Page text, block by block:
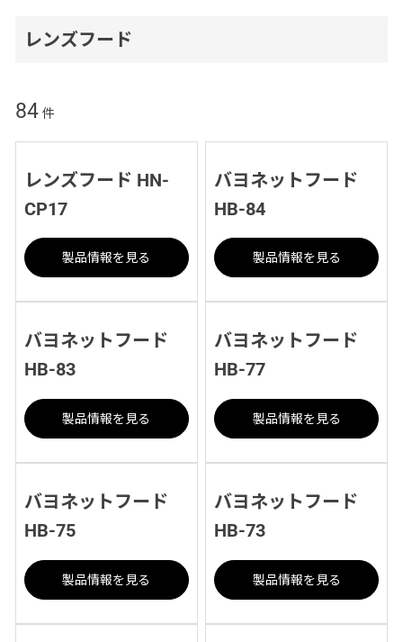
レンズフード
84 件
レンズフード HN-
CP17
製品情報を見る
バヨネットフード
HB-84
製品情報を見る
バヨネットフード
HB-83
製品情報を見る
バヨネットフード
HB-77
製品情報を見る
バヨネットフード
HB-75
製品情報を見る
バヨネットフード
HB-73
製品情報を見る